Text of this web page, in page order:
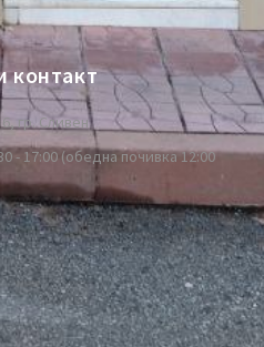
контакт
гр. Сливен
- 17:00 (обедна почивка 12:00